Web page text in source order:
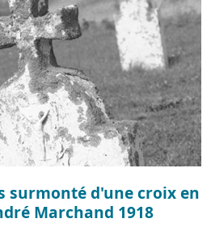
surmonté d'une croix en
Marchand 1918